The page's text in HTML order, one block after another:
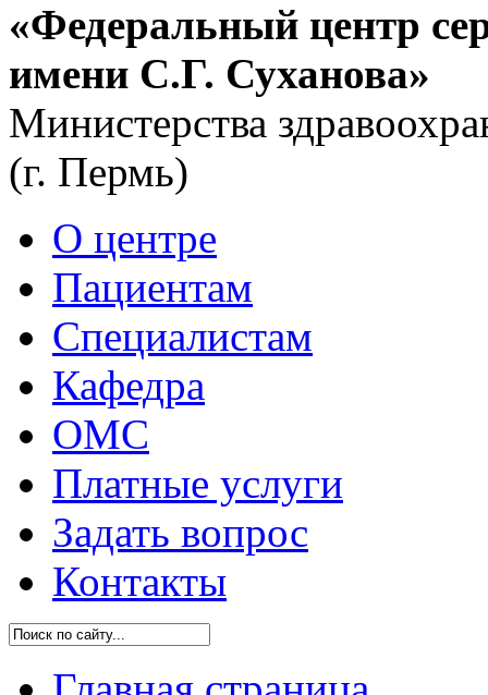
«Федеральный центр
имени С.Г. Суханова»
Министерства
(г. Пермь)
О центре
Пациентам
Специалистам
Кафедра
ОМС
Платные услуги
Задать вопрос
Контакты